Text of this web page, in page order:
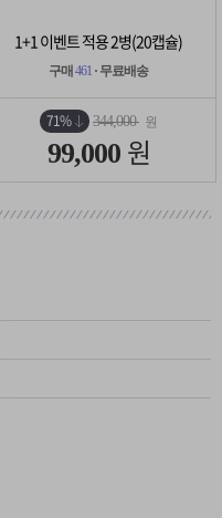
1+1 이벤트 적용 2병(20캡슐)
구매 461 · 무료배송
71% 344,000 원
99,000 원